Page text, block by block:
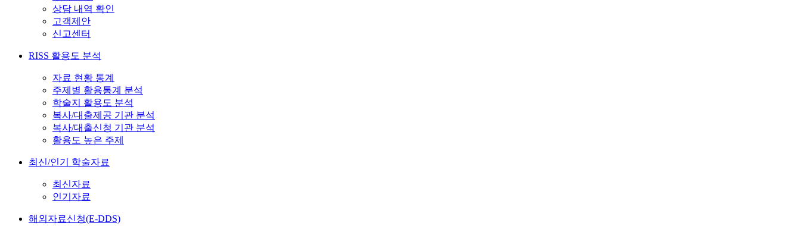
상담 내역 확인
고객제안
신고센터
RISS 활용도 분석
자료 현황 통계
주제별 활용통계 분석
학술지 활용도 분석
복사/대출제공 기관 분석
복사/대출신청 기관 분석
활용도 높은 주제
최신/인기 학술자료
최신자료
인기자료
해외자료신청(E-DDS)